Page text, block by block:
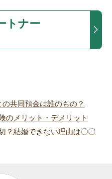
トナー
共同預金は誰のもの？
のメリット・デメリット
？結婚できない理由は〇〇